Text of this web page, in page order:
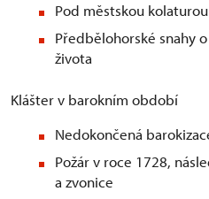
Pod městskou
Předbělohorské snahy
života
Klášter v barokním období
Nedokončená
Požár v roce 1728,
a zvonice